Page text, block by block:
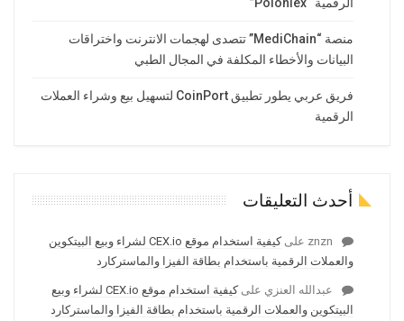
منصة “MediChain” تتصدى لهجمات الانترنت واختراقات
البيانات والأخطاء المكلفة في المجال الطبي
فريق عربي يطور تطبيق CoinPort لتسهيل بيع وشراء العملات
الرقمية
أحدث التعليقات
znzn على
كيفية استخدام موقع CEX.io لشراء وبيع البيتكوين
والعملات الرقمية باستخدام بطاقة الفيزا والماستركارد
عبدالله العنزي على
كيفية استخدام موقع CEX.io لشراء وبيع
البيتكوين والعملات الرقمية باستخدام بطاقة الفيزا والماستركارد